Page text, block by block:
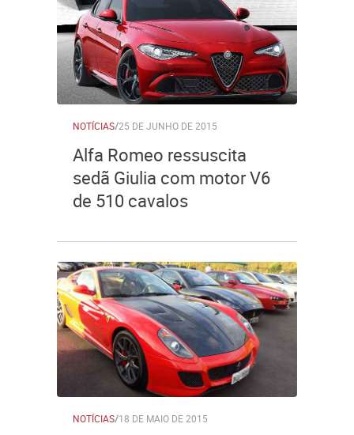
NOTÍCIAS/25 DE JUNHO DE 2015
Alfa Romeo ressuscita
sedã Giulia com motor V6
de 510 cavalos
NOTÍCIAS/18 DE MAIO DE 2015